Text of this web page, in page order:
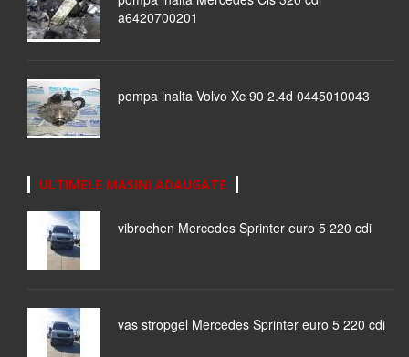
a6420700201
pompa inalta Volvo Xc 90 2.4d 0445010043
ULTIMELE MASINI ADAUGATE
vibrochen Mercedes Sprinter euro 5 220 cdi
vas stropgel Mercedes Sprinter euro 5 220 cdi